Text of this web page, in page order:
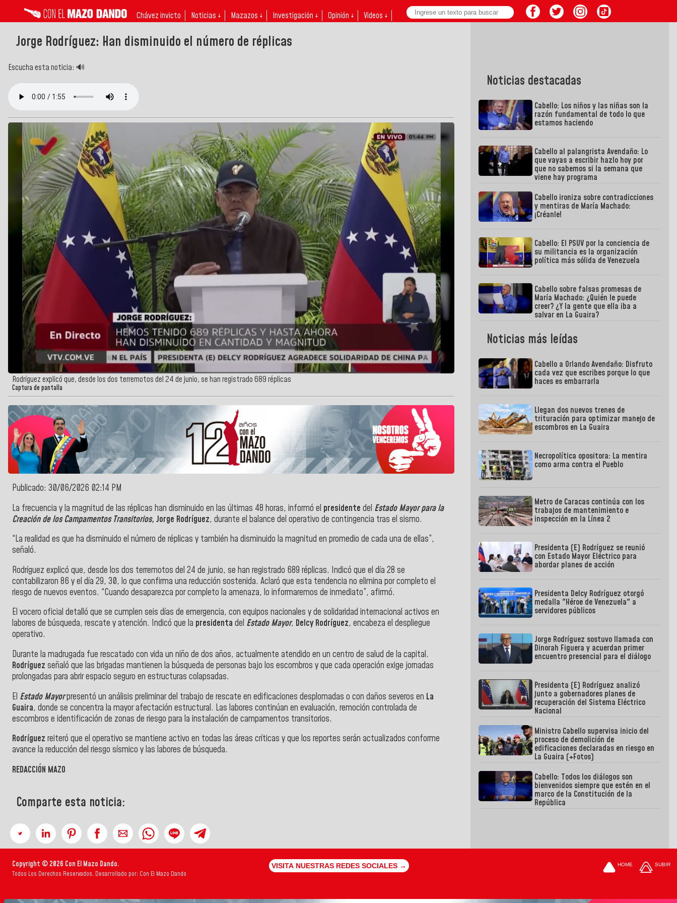
Chávez invicto Noticias ↓ Mazazos ↓ Investigación ↓ Opinión ↓ Videos ↓
Jorge Rodríguez: Han disminuido el número de réplicas
Escucha esta noticia: 🔊
Rodríguez explicó que, desde los dos terremotos del 24 de junio, se han registrado 689 réplicas
Captura de pantalla
Publicado: 30/06/2026 02:14 PM
La frecuencia y la magnitud de las réplicas han disminuido en las últimas 48 horas, informó el presidente del Estado Mayor para la
Creación de los Campamentos Transitorios, Jorge Rodríguez, durante el balance del operativo de contingencia tras el sismo.
“La realidad es que ha disminuido el número de réplicas y también ha disminuido la magnitud en promedio de cada una de ellas”,
señaló.
Rodríguez explicó que, desde los dos terremotos del 24 de junio, se han registrado 689 réplicas. Indicó que el día 28 se
contabilizaron 86 y el día 29, 30, lo que confirma una reducción sostenida. Aclaró que esta tendencia no elimina por completo el
riesgo de nuevos eventos. “Cuando desaparezca por completo la amenaza, lo informaremos de inmediato”, afirmó.
El vocero oficial detalló que se cumplen seis días de emergencia, con equipos nacionales y de solidaridad internacional activos en
labores de búsqueda, rescate y atención. Indicó que la presidenta del Estado Mayor, Delcy Rodríguez, encabeza el despliegue
operativo.
Durante la madrugada fue rescatado con vida un niño de dos años, actualmente atendido en un centro de salud de la capital.
Rodríguez señaló que las brigadas mantienen la búsqueda de personas bajo los escombros y que cada operación exige jornadas
prolongadas para abrir espacio seguro en estructuras colapsadas.
El Estado Mayorpresentó un análisis preliminar del trabajo de rescate en edificaciones desplomadas o con daños severos en La
Guaira, donde se concentra la mayor afectación estructural. Las labores continúan en evaluación, remoción controlada de
escombros e identificación de zonas de riesgo para la instalación de campamentos transitorios.
Rodríguez reiteró que el operativo se mantiene activo en todas las áreas críticas y que los reportes serán actualizados conforme
avance la reducción del riesgo sísmico y las labores de búsqueda.
REDACCIÓN MAZO
Comparte esta noticia:
Noticias destacadas
Cabello: Los niños y las niñas son la
razón fundamental de todo lo que
estamos haciendo
Cabello al palangrista Avendaño: Lo
que vayas a escribir hazlo hoy por
que no sabemos si la semana que
viene hay programa
Cabello ironiza sobre contradicciones
y mentiras de María Machado:
¡Créanle!
Cabello: El PSUV por la conciencia de
su militancia es la organización
política más sólida de Venezuela
Cabello sobre falsas promesas de
María Machado: ¿Quién le puede
creer? ¿Y la gente que ella iba a
salvar en La Guaira?
Noticias más leídas
Cabello a Orlando Avendaño: Disfruto
cada vez que escribes porque lo que
haces es embarrarla
Llegan dos nuevos trenes de
trituración para optimizar manejo de
escombros en La Guaira
Necropolítica opositora: La mentira
como arma contra el Pueblo
Metro de Caracas continúa con los
trabajos de mantenimiento e
inspección en la Línea 2
Presidenta (E) Rodríguez se reunió
con Estado Mayor Eléctrico para
abordar planes de acción
Presidenta Delcy Rodríguez otorgó
medalla "Héroe de Venezuela" a
servidores públicos
Jorge Rodríguez sostuvo llamada con
Dinorah Figuera y acuerdan primer
encuentro presencial para el diálogo
Presidenta (E) Rodríguez analizó
junto a gobernadores planes de
recuperación del Sistema Eléctrico
Nacional
Ministro Cabello supervisa inicio del
proceso de demolición de
edificaciones declaradas en riesgo en
La Guaira (+Fotos)
Cabello: Todos los diálogos son
bienvenidos siempre que estén en el
marco de la Constitución de la
República
Copyright © 2026 Con El Mazo Dando.
Todos Los Derechos Reservados. Desarrollado por: Con El Mazo Dando
VISITA NUESTRAS REDES SOCIALES → HOME SUBIR